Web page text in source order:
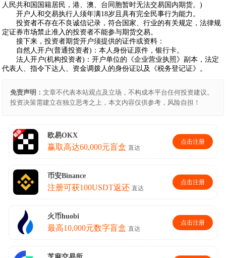
人民共和国国籍居民，港、澳、台同胞暂时无法交易国内期货。)
开户人和交易执行人须年满18岁且具有完全民事行为能力。
投资者不存在不良诚信记录，符合国家、行业的有关规定，法律规
定证券市场禁止准入的投资者不能参与期货交易。
接下来，投资者期货开户须提供的证件或资料：
自然人开户(普通投资者)：本人身份证原件，银行卡。
法人开户(机构投资者)：开户单位的《企业营业执照》副本，法定
代表人、指令下达人、资金调拨人的身份证以及《税务登记证》。
免责声明：文章不代表本站观点及立场，不构成本平台任何投资建议。
投资决策需建立在独立思考之上，本文内容仅供参考，风险自担！